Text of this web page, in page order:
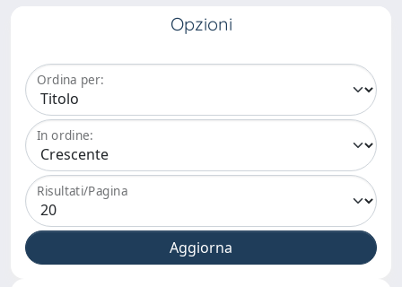
Opzioni
Ordina per:
In ordine:
Risultati/Pagina